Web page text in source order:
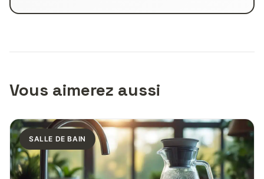
Vous aimerez aussi
SALLE DE BAIN